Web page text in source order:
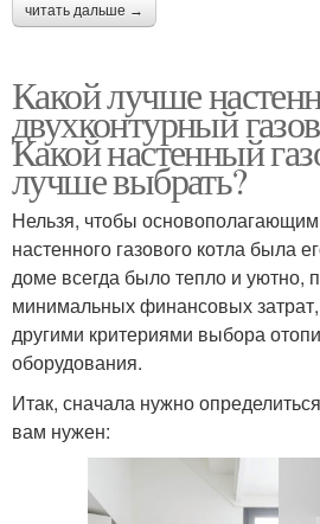
читать дальше →
Какой лучше
двухконтурный
Какой настенный
лучше выбрать?
Нельзя, чтобы
настенного газового котла была
доме всегда было тепло и уютно,
минимальных финансовых
другими критериями выбора
оборудования.
Итак, сначала нужно
вам нужен: